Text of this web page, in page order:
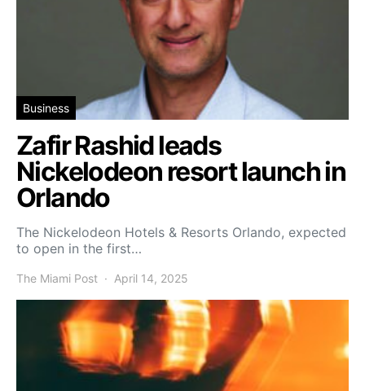
Business
Zafir Rashid leads
Nickelodeon resort launch in
Orlando
The Nickelodeon Hotels & Resorts Orlando, expected
to open in the first…
The Miami Post April 14, 2025